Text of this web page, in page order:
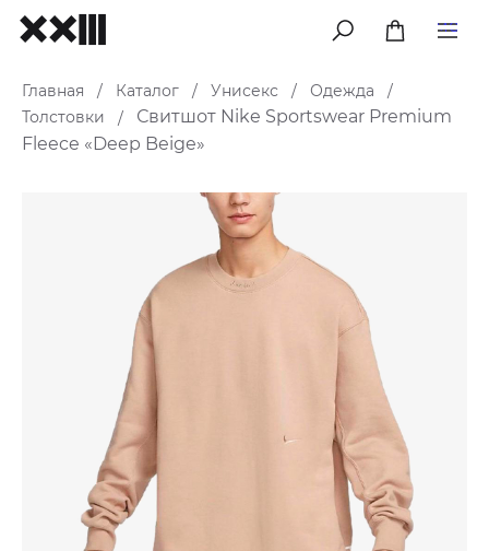
меню
Главная / Каталог / Унисекс / Одежда
/
Толстовки
/
Свитшот Nike Sportswear Premium
Fleece «Deep Beige»